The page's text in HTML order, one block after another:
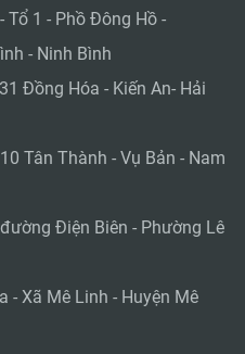
Tổ 1 - Phồ Đông Hồ -
- Ninh Bình
Đồng Hóa - Kiến An- Hải
Tân Thành - Vụ Bản - Nam
Điện Biên - Phường Lê
- Xã Mê Linh - Huyện Mê